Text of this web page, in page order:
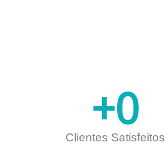
Clientes Satisfeitos
+0